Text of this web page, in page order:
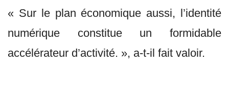
« Sur le plan économique aussi, l’identité
numérique constitue un formidable
accélérateur d’activité. », a-t-il fait valoir.